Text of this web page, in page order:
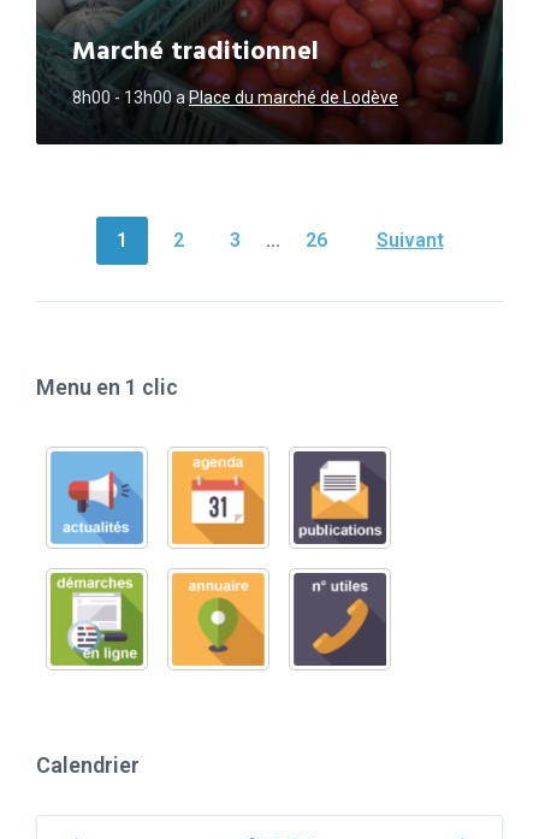
Marché traditionnel
8h00 - 13h00aPlace du marché de Lodève
NAVIGATION
ARTICLES
1 2 3 … 26 Suivant
Menu en 1 clic
Calendrier